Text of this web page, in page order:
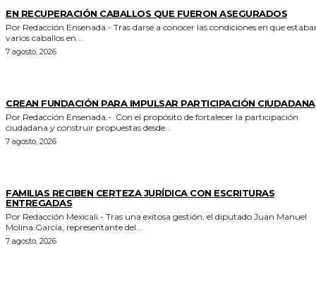
EN RECUPERACIÓN CABALLOS QUE FUERON ASEGURADOS
Por Redacción Ensenada.- Tras darse a conocer las condiciones en que estaban
varios caballos en...
7 agosto, 2026
CREAN FUNDACIÓN PARA IMPULSAR PARTICIPACIÓN CIUDADANA
Por Redacción Ensenada.- Con el propósito de fortalecer la participación
ciudadana y construir propuestas desde...
7 agosto, 2026
FAMILIAS RECIBEN CERTEZA JURÍDICA CON ESCRITURAS
ENTREGADAS
Por Redacción Mexicali.- Tras una exitosa gestión, el diputado Juan Manuel
Molina García, representante del...
7 agosto, 2026